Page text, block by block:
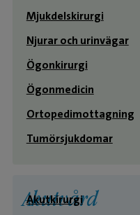
Mjukdelskirurgi
Njurar och urinvägar
Ögonkirurgi
Ögonmedicin
Ortopedimottagning
Tumörsjukdomar
Akutvård
Akutkirurgi